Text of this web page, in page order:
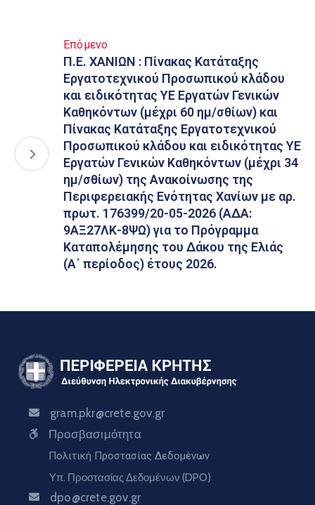
Επόμενο
Π.Ε. ΧΑΝΙΩΝ : Πίνακας Κατάταξης
Εργατοτεχνικού Προσωπικού κλάδου
και ειδικότητας ΥΕ Εργατών Γενικών
Καθηκόντων (μέχρι 60 ημ/σθίων) και
Πίνακας Κατάταξης Εργατοτεχνικού
Προσωπικού κλάδου και ειδικότητας ΥΕ
Εργατών Γενικών Καθηκόντων (μέχρι 34
ημ/σθίων) της Ανακοίνωσης της
Περιφερειακής Ενότητας Χανίων με αρ.
πρωτ. 176399/20-05-2026 (ΑΔΑ:
9ΑΞ27ΛΚ-8ΨΩ) για το Πρόγραμμα
Καταπολέμησης του Δάκου της Ελιάς
(Α΄ περίοδος) έτους 2026.
gram.pkr@crete.gov.gr
Προσβασιμότητα
Πολιτική Προστασίας Δεδομένων
Υπ. Προστασίας Δεδομένων (DPO)
dpo@crete.gov.gr